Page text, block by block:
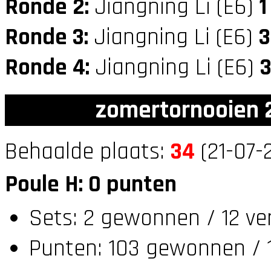
Ronde 2: Jiangning Li (E6) 1
Ronde 3: Jiangning Li (E6) 3
Ronde 4: Jiangning Li (E6) 3
zomertornooien
Behaalde plaats: 34 (21-
Poule H: 0 punten
Sets: 2 gewonnen / 12
Punten: 103 gewonnen /